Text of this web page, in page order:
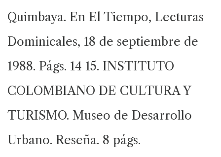
Quimbaya. En El Tiempo, Lecturas
Dominicales, 18 de septiembre de
1988. Págs. 14 15. INSTITUTO
COLOMBIANO DE CULTURA Y
TURISMO. Museo de Desarrollo
Urbano. Reseña. 8 págs.